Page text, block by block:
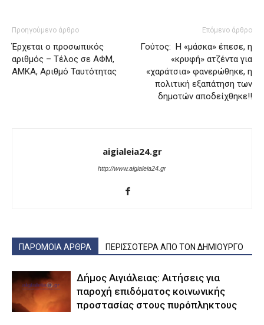
Προηγούμενο άρθρο
Έρχεται ο προσωπικός
αριθμός – Τέλος σε ΑΦΜ,
ΑΜΚΑ, Αριθμό Ταυτότητας
Επόμενο άρθρο
Γούτος: Η «μάσκα» έπεσε, η
«κρυφή» ατζέντα για
«χαράτσια» φανερώθηκε, η
πολιτική εξαπάτηση των
δημοτών αποδείχθηκε!!
aigialeia24.gr
http://www.aigialeia24.gr
ΠΑΡΟΜΟΙΑ ΑΡΘΡΑ ΠΕΡΙΣΣΟΤΕΡΑ ΑΠΟ ΤΟΝ ΔΗΜΙΟΥΡΓΟ
Δήμος Αιγιάλειας: Αιτήσεις για
παροχή επιδόματος κοινωνικής
προστασίας στους πυρόπληκτους